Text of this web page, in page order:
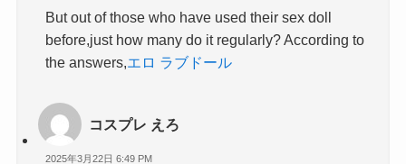
But out of those who have used their sex doll
before,just how many do it regularly? According to
the answers,エロ ラブドール
コスプレ えろ
2025年3月22日 6:49 PM